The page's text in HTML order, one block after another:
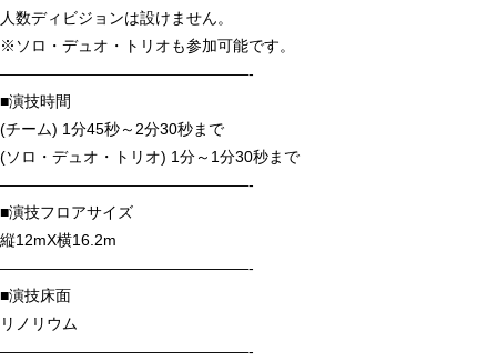
人数ディビジョンは設けません。
※ソロ・デュオ・トリオも参加可能です。
————————————————-
■演技時間
(チーム) 1分45秒～2分30秒まで
(ソロ・デュオ・トリオ) 1分～1分30秒まで
————————————————-
■演技フロアサイズ
縦12mX横16.2m
————————————————-
■演技床面
リノリウム
————————————————-